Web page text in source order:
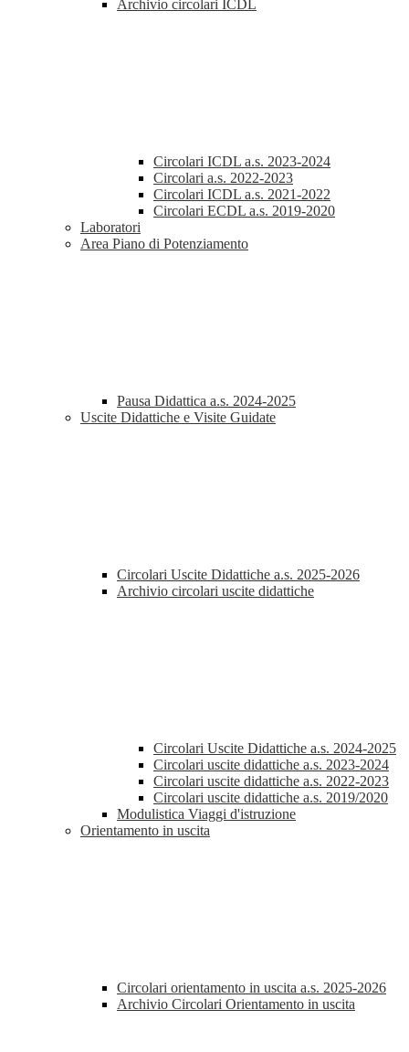
Archivio circolari ICDL
Circolari ICDL a.s. 2023-2024
Circolari a.s. 2022-2023
Circolari ICDL a.s. 2021-2022
Circolari ECDL a.s. 2019-2020
Laboratori
Area Piano di Potenziamento
Pausa Didattica a.s. 2024-2025
Uscite Didattiche e Visite Guidate
Circolari Uscite Didattiche a.s. 2025-2026
Archivio circolari uscite didattiche
Circolari Uscite Didattiche a.s. 2024-2025
Circolari uscite didattiche a.s. 2023-2024
Circolari uscite didattiche a.s. 2022-2023
Circolari uscite didattiche a.s. 2019/2020
Modulistica Viaggi d'istruzione
Orientamento in uscita
Circolari orientamento in uscita a.s. 2025-2026
Archivio Circolari Orientamento in uscita